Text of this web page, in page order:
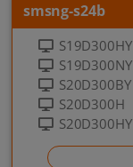
smsng-s24b
S19D300HY
S19D300NY
S20D300BY
S20D300H
S20D300HY